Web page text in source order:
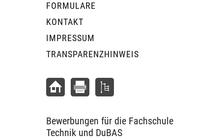
FORMULARE
KONTAKT
IMPRESSUM
TRANSPARENZHINWEIS
Bewerbungen für die Fachschule
Technik und DuBAS